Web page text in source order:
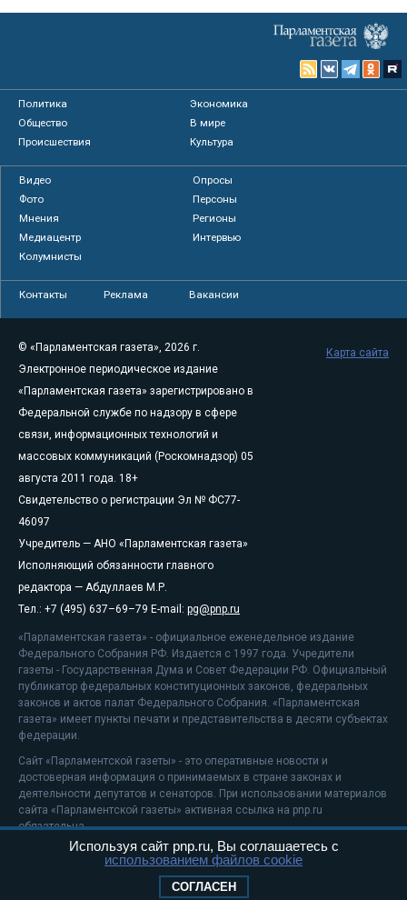
Политика
Экономика
Общество
В мире
Происшествия
Культура
Видео
Опросы
Фото
Персоны
Мнения
Регионы
Медиацентр
Интервью
Колумнисты
Контакты Реклама Вакансии
© «Парламентская газета», 2026 г.
Электронное периодическое издание
«Парламентская газета» зарегистрировано в
Федеральной службе по надзору в сфере
связи, информационных технологий и
массовых коммуникаций (Роскомнадзор) 05
августа 2011 года. 18+
Свидетельство о регистрации Эл № ФС77-
46097
Учредитель — АНО «Парламентская газета»
Исполняющий обязанности главного
редактора — Абдуллаев М.Р.
Тел.: +7 (495) 637–69–79 E-mail: pg@pnp.ru
«Парламентская газета» - официальное еженедельное издание
Федерального Собрания РФ. Издается с 1997 года. Учредители
газеты - Государственная Дума и Совет Федерации РФ. Официальный
публикатор федеральных конституционных законов, федеральных
законов и актов палат Федерального Собрания. «Парламентская
газета» имеет пункты печати и представительства в десяти субъектах
федерации.
Сайт «Парламентской газеты» - это оперативные новости и
достоверная информация о принимаемых в стране законах и
деятельности депутатов и сенаторов. При использовании материалов
сайта «Парламентской газеты» активная ссылка на pnp.ru
обязательна.
На информационном ресурсе применяютсярекомендательные
Положение о защите персональных данных
Карта сайта
Используя сайт pnp.ru, Вы соглашаетесь с
использованием файлов cookie
СОГЛАСЕН